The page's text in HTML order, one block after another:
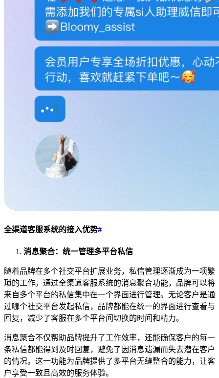
全渠道客服系统的接入优势#
消息聚合：统一管理多平台私信
随着品牌在多个社交平台扩展业务，私信管理逐渐成为一项繁
琐的工作。通过全渠道客服系统的消息聚合功能，品牌可以将
来自多个平台的私信集中在一个界面进行管理。无论客户是通
过哪个社交平台发起私信，品牌都能在统一的界面进行查看与
回复，减少了客服在多个平台间切换的时间和精力。
消息聚合不仅帮助品牌提升了工作效率，还能确保客户的每一
条私信都能得到及时回复，避免了因消息遗漏而失去潜在客户
的情况。这一功能为品牌提供了多平台无缝整合的能力，让客
户享受一致且高效的服务体验。